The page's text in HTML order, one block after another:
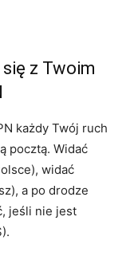
z Twoim
każdy Twój ruch
pocztą. Widać
widać
a po drodze
jeśli nie jest